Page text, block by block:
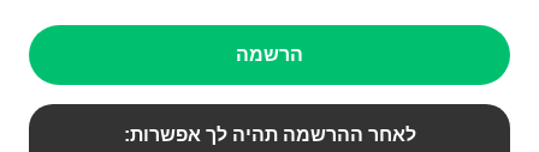
הרשמה
לאחר ההרשמה תהיה לך אפשרות: